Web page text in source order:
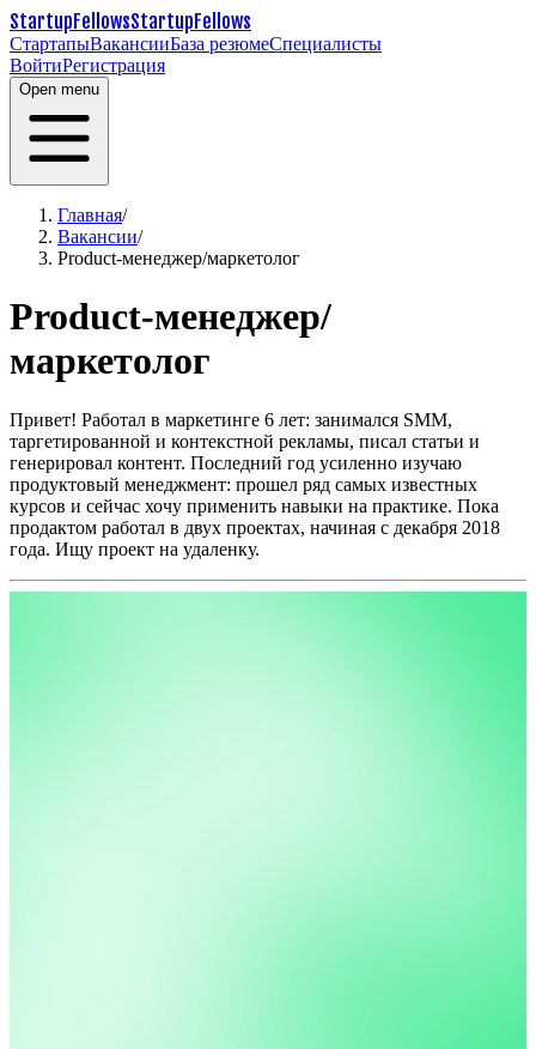
StartupFellowsStartupFellows
СтартапыВакансииБаза резюмеСпециалисты
ВойтиРегистрация
Open menu
Главная/
Вакансии/
Product-менеджер/маркетолог
Product-менеджер/
маркетолог
Привет! Работал в маркетинге 6 лет: занимался SMM,
таргетированной и контекстной рекламы, писал статьи и
генерировал контент. Последний год усиленно изучаю
продуктовый менеджмент: прошел ряд самых известных
курсов и сейчас хочу применить навыки на практике. Пока
продактом работал в двух проектах, начиная с декабря 2018
года. Ищу проект на удаленку.